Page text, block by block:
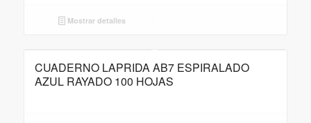
Mostrar detalles
CUADERNO LAPRIDA AB7 ESPIRALADO
AZUL RAYADO 100 HOJAS